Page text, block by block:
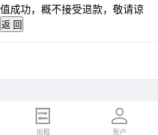
成功，概不接受退款，敬请谅
出租 账户